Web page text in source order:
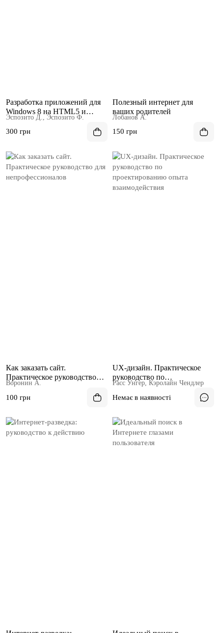
Разработка приложений для
Windows 8 на HTML5 и
JavaScript
Эспозито Д., Эспозито Ф.
300 грн
Полезный интернет для
ваших родителей
Лобанов А.
150 грн
Как заказать сайт.
Практическое руководство
для непрофессионалов
Воронин А.
100 грн
UX-дизайн. Практическое
руководство по
проектированию опыта
взаимодействия
Расс Унгер, Кэролайн Чендлер
Немає в наявності